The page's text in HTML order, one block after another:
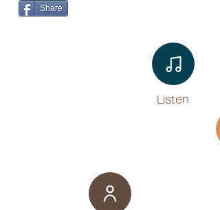
Share
Listen​